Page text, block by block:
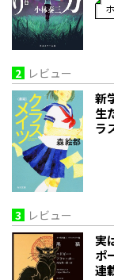
2 レビュー
新
生
ラ
3 レビュー
実
ポ
連